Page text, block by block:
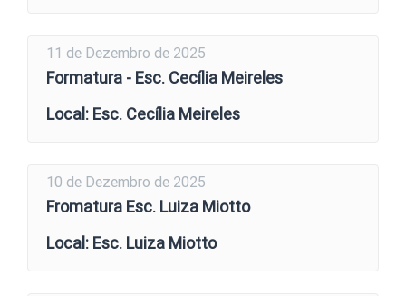
11 de Dezembro de 2025
Formatura - Esc. Cecília Meireles
Local: Esc. Cecília Meireles
10 de Dezembro de 2025
Fromatura Esc. Luiza Miotto
Local: Esc. Luiza Miotto